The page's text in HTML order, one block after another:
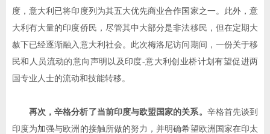
度，意大利已将印度列为其五大优先商业合作国家之一。此外，意
大利有大量的印度侨民，尽管其中大部分是非法移民，但在定期大
赦下已经逐渐融入意大利社会。此次梅洛尼访问期间，一份关于移
民和人员流动的意向声明以及印度-意大利创业桥计划有望促进两
国专业人士的流动和技能转移。
再次，辛格分析了当前印度与欧盟国家的关系。 辛格首先谈到
印度为加强与欧洲的接触所做的努力，并明确希望欧洲国家在印太